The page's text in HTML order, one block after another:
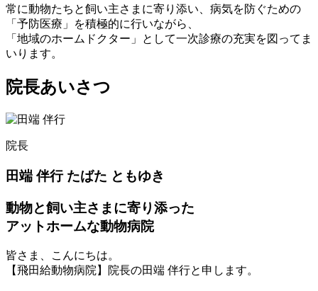
常に動物たちと飼い主さまに寄り添い、病気を防ぐための
「予防医療」を積極的に行いながら、
「地域のホームドクター」として一次診療の充実を図ってま
いります。
院長あいさつ
院長
田端 伴行 たばた ともゆき
動物と飼い主さまに寄り添った
アットホームな動物病院
皆さま、こんにちは。
【飛田給動物病院】院長の田端 伴行と申します。